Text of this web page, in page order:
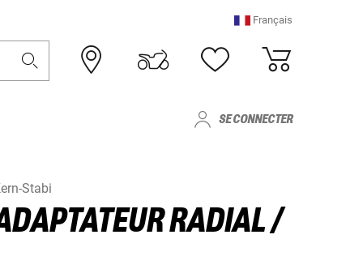
Français
SE CONNECTER
Stabi
RADIAL /